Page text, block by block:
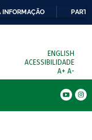
INFORMAÇÃO
ENGLISH
ACESSIBILIDADE
A+ A-